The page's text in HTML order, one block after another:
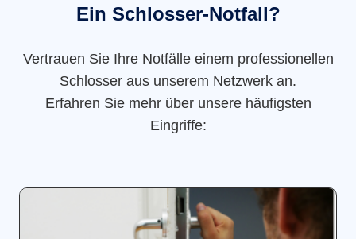
Ein Schlosser-Notfall?
Vertrauen Sie Ihre Notfälle einem professionellen
Schlosser aus unserem Netzwerk an.
Erfahren Sie mehr über unsere häufigsten
Eingriffe: